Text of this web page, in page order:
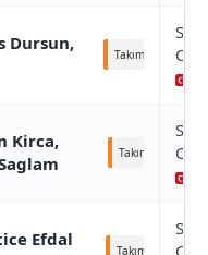
Dursun,
Takım
Kirca,
Takım
Efdal
Takım